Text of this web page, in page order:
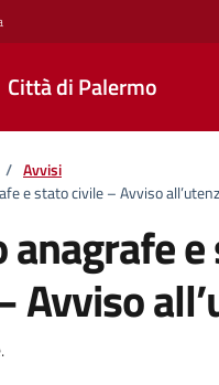
Città di Palermo
/ Avvisi
e stato civile – Avviso
anagrafe
Avviso
notizia